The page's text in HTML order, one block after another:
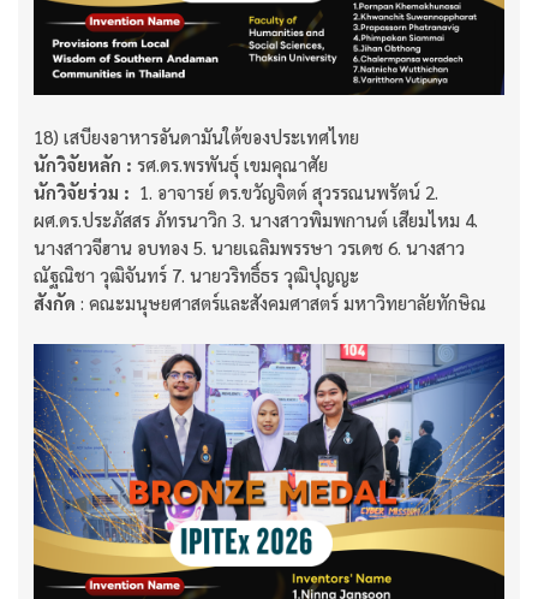
18) เสบียงอาหารอันดามันใต้ของประเทศไทย​​​​​​​
นักวิจัยหลัก : รศ.ดร.พรพันธุ์ เขมคุณาศัย​​​​​​​
นักวิจัยร่วม : ​​​​​​​ 1. อาจารย์ ดร.ขวัญจิตต์ สุวรรณนพรัตน์ 2.
ผศ.ดร.ประภัสสร ภัทรนาวิก 3. นางสาวพิมพกานต์ เสียมไหม 4.
นางสาวจีฮาน อบทอง 5. นายเฉลิมพรรษา วรเดช 6. นางสาว
ณัฐณิชา วุฒิจันทร์ 7. นายวริทธิ์ธร วุฒิปุญญะ
สังกัด : คณะมนุษยศาสตร์และสังคมศาสตร์ มหาวิทยาลัยทักษิณ